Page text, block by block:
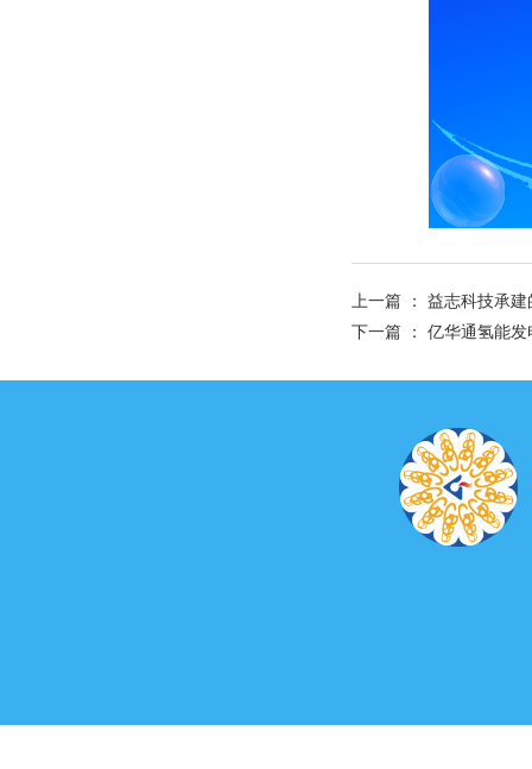
上一篇 ： 益志科技承
下一篇 ： 亿华通氢能